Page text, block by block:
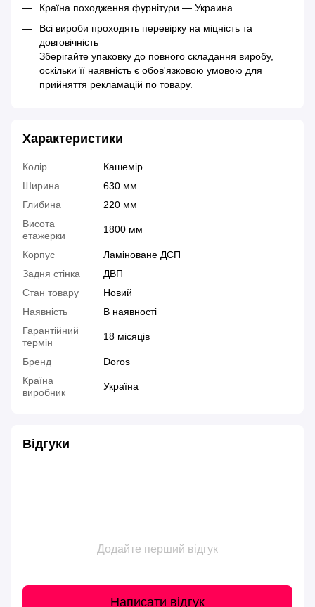
Країна походження фурнітури — Украина.
Всі вироби проходять перевірку на міцність та
довговічність
Зберігайте упаковку до повного складання виробу,
оскільки її наявність є обов'язковою умовою для
прийняття рекламацій по товару.
Характеристики
Колір
Кашемір
Ширина
630 мм
Глибина
220 мм
Висота
етажерки
1800 мм
Корпус
Ламіноване ДСП
Задня стінка
ДВП
Стан товару
Новий
Наявність
В наявності
Гарантійний
термін
18 місяців
Бренд
Doros
Країна
виробник
Україна
Відгуки
Додайте перший відгук
Написати відгук